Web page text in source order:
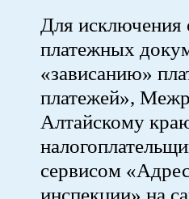
Для исключения
платежных
«зависанию»
платежей»,
Алтайскому
сервисом